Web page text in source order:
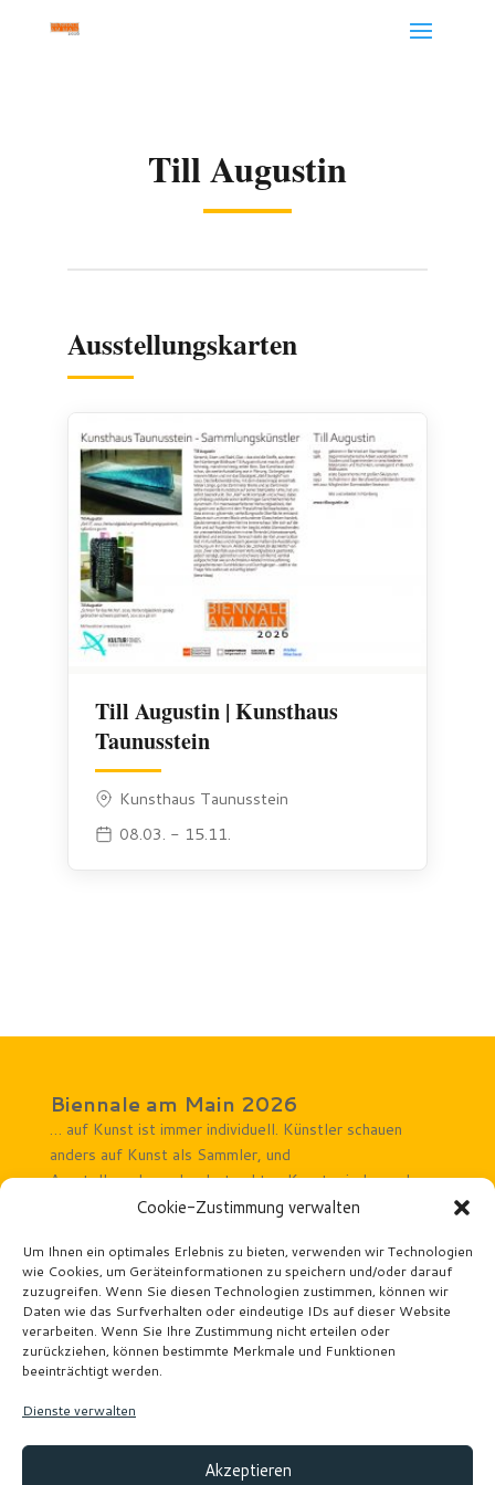
Cookie-Zustimmung verwalten
Um Ihnen ein optimales Erlebnis zu bieten, verwenden wir Technologien
wie Cookies, um Geräteinformationen zu speichern und/oder darauf
zuzugreifen. Wenn Sie diesen Technologien zustimmen, können wir
Daten wie das Surfverhalten oder eindeutige IDs auf dieser Website
verarbeiten. Wenn Sie Ihre Zustimmung nicht erteilen oder
zurückziehen, können bestimmte Merkmale und Funktionen
beeinträchtigt werden.
Dienste verwalten
Akzeptieren
Till Augustin
Ausstellungskarten
Till Augustin | Kunsthaus
Taunusstein
Kunsthaus Taunusstein
08.03. - 15.11.
Biennale am Main 2026
… auf Kunst ist immer individuell. Künstler schauen
anders auf Kunst als Sammler, und
Ausstellungsbesucher betrachten Kunst wieder anders.
Rechtliches Hinweise
Impressum
Datenschutz
Veranstaltungsorte
Atelier Wäscherei Offenbach
Kunstforum Mainturm
Kunstforum Seligenstadt
Kunsthaus Taunusstein